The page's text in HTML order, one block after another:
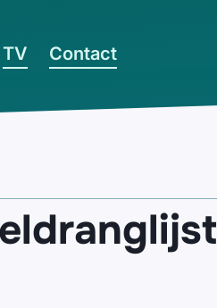
TV Contact